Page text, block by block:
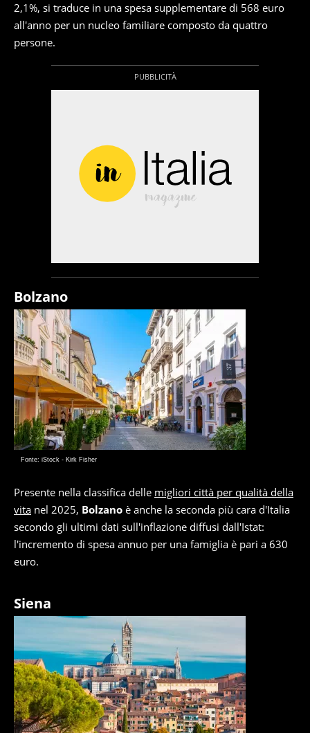
2,1%, si traduce in una spesa supplementare di 568 euro
all'anno per un nucleo familiare composto da quattro
persone.
Bolzano
Fonte: iStock - Kirk Fisher
Presente nella classifica delle migliori città per qualità della
vita nel 2025, Bolzano è anche la seconda più cara d'Italia
secondo gli ultimi dati sull'inflazione diffusi dall'Istat:
l'incremento di spesa annuo per una famiglia è pari a 630
euro.
Siena